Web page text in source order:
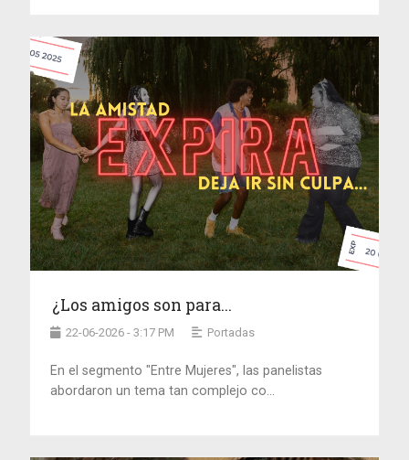
¿Los amigos son para...
22-06-2026 - 3:17 PM Portadas
En el segmento "Entre Mujeres", las panelistas
abordaron un tema tan complejo co...